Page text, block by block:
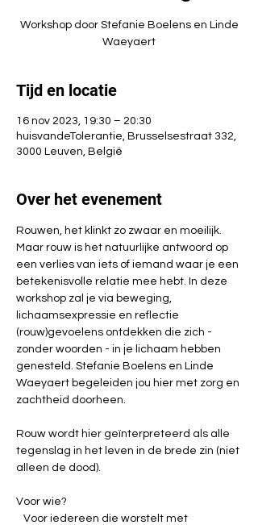
Workshop door Stefanie Boelens en Linde
Waeyaert
Tijd en locatie
16 nov 2023, 19:30 – 20:30
huisvandeTolerantie, Brusselsestraat 332,
3000 Leuven, België
Over het evenement
Rouwen, het klinkt zo zwaar en moeilijk.
Maar rouw is het natuurlijke antwoord op
een verlies van iets of iemand waar je een
betekenisvolle relatie mee hebt. In deze
workshop zal je via beweging,
lichaamsexpressie en reflectie
(rouw)gevoelens ontdekken die zich -
zonder woorden - in je lichaam hebben
genesteld. Stefanie Boelens en Linde
Waeyaert begeleiden jou hier met zorg en
zachtheid doorheen.
Rouw wordt hier geïnterpreteerd als alle
tegenslag in het leven in de brede zin (niet
alleen de dood).
Voor wie?
Voor iedereen die worstelt met